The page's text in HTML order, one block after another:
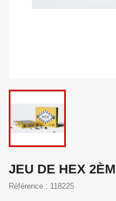
JEU DE HEX
Référence : 118225